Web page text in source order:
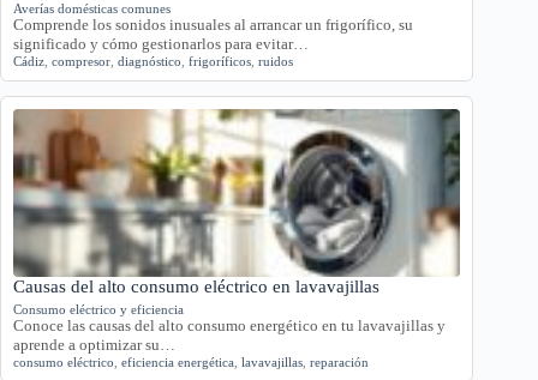
Averías domésticas comunes
Comprende los sonidos inusuales al arrancar un frigorífico, su
significado y cómo gestionarlos para evitar…
Cádiz compresor diagnóstico frigoríficos ruidos
Causas del alto consumo eléctrico en lavavajillas
Consumo eléctrico y eficiencia
Conoce las causas del alto consumo energético en tu lavavajillas y
aprende a optimizar su…
consumo eléctrico eficiencia energética lavavajillas reparación